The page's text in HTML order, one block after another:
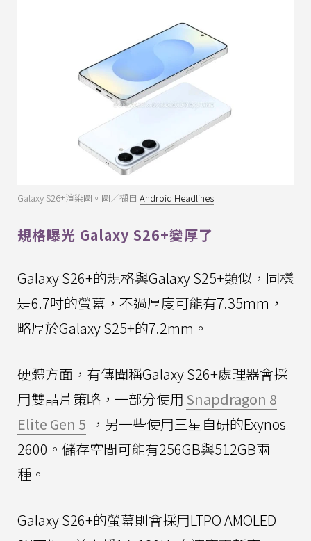
Galaxy S26+渲染圖。圖／擷自 Android Headlines
規格曝光 Galaxy S26+變厚了
Galaxy S26+的規格與Galaxy S25+類似，同樣
是6.7吋的螢幕，不過厚度可能有7.35mm，
略厚於Galaxy S25+的7.2mm。
硬體方面，有傳聞稱Galaxy S26+處理器會採
用雙晶片策略，一部分使用 Snapdragon 8
Elite Gen 5 ，另一些使用三星自研的Exynos
2600。儲存空間可能有256GB與512GB兩
種。
Galaxy S26+的螢幕則會採用LTPO AMOLED